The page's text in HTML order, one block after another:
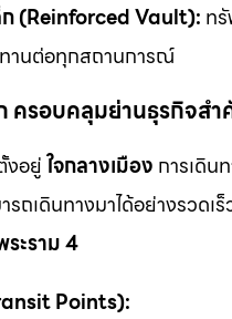
(Reinforced Vault): ท
านต่อทุกสถานการณ์
ครอบคลุมย่านธุรกิจส
งอยู่ใจกลางเมือง การเดิน
รถเดินทางมาได้อย่างรวด
ระราม 4
Points):